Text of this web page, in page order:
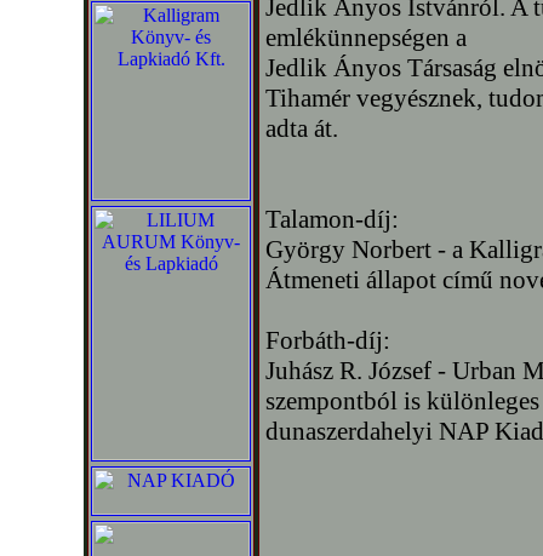
Jedlik Ányos Istvánról. A
emlékünnepségen a
Jedlik Ányos Társaság
Tihamér vegyésznek,
adta át.
Talamon-díj:
György Norbert - a
Átmeneti állapot című
Forbáth-díj:
Juhász R. József - Urban
szempontból is
dunaszerdahelyi NAP